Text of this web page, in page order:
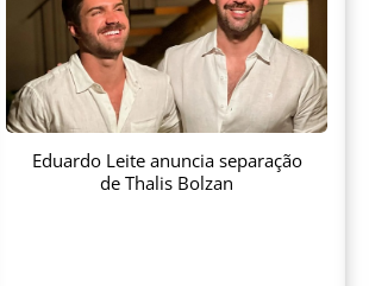
Eduardo Leite anuncia separação
de Thalis Bolzan